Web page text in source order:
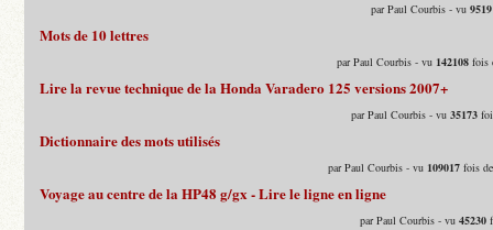
par Paul Courbis - vu9519
Mots de 10 lettres
par Paul Courbis - vu 142108 fois
Lire la revue technique de la Honda Varadero 125 versions 2007+
par Paul Courbis - vu35173
Dictionnaire des mots utilisés
par Paul Courbis - vu 109017 fois
Voyage au centre de la HP48 g/gx - Lire le ligne en ligne
par Paul Courbis - vu45230